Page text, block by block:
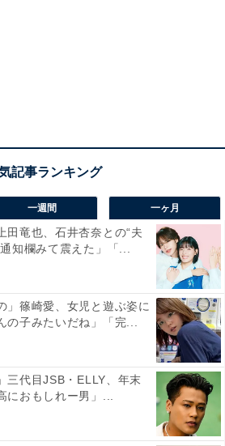
一週間 一ヶ月
田竜也、石井杏奈との“夫
知欄みて震えた」「...
」篠崎愛、女児と遊ぶ姿に
の子みたいだね」「完...
三代目JSB・ELLY、年末
におもしれー男」...